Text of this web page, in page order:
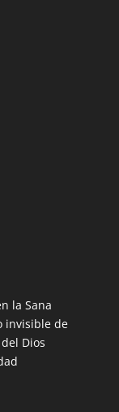
la Sana
invisible de
Dios